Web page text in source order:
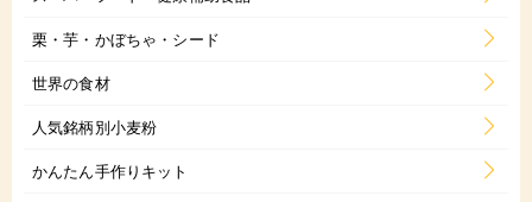
栗・芋・かぼちゃ・シード
世界の食材
人気銘柄別小麦粉
かんたん手作りキット